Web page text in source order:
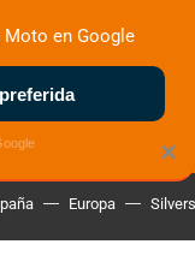
MOTOS ELÉCTRICAS
Europa
×
en Google